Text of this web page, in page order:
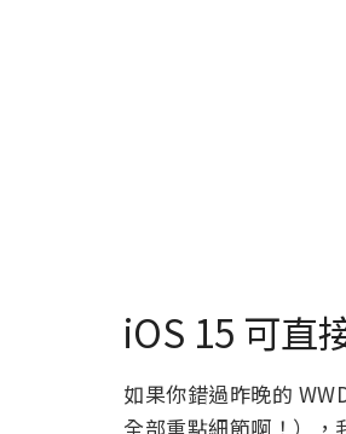
iOS 15 可直
如果你錯過昨晚的
全部重點細節啊！）